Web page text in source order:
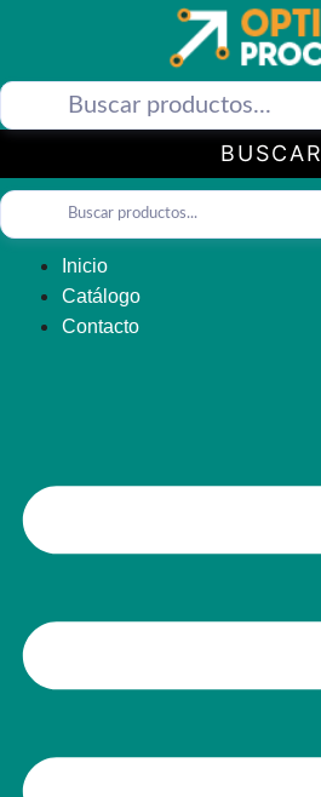
BUSCAR
Inicio
Catálogo
Contacto